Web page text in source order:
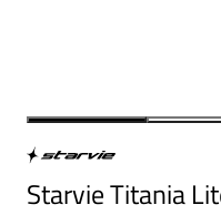
Starvie Titania